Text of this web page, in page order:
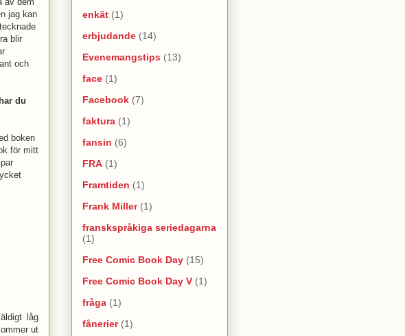
jag kan
blir
och
du
boken
för mitt
låg
ut
enkät (1)
erbjudande (14)
Evenemangstips (13)
face (1)
Facebook (7)
faktura (1)
fansin (6)
FRA (1)
Framtiden (1)
Frank Miller (1)
franskspråkiga seriedagarna
(1)
Free Comic Book Day (15)
Free Comic Book Day V (1)
fråga (1)
fånerier (1)